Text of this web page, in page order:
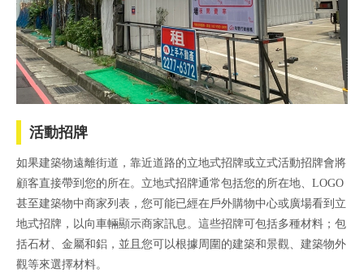
活動招牌
如果建築物遠離街道，靠近道路的立地式招牌或立式活動招牌會將
顧客直接帶到您的所在。立地式招牌通常包括您的所在地、LOGO
甚至建築物中商家列表，您可能已經在戶外購物中心或廣場看到立
地式招牌，以向車輛顯示商家訊息。這些招牌可包括多種材料；包
括石材、金屬和鋁，並且您可以根據周圍的建築和景觀、建築物外
觀等來選擇材料。